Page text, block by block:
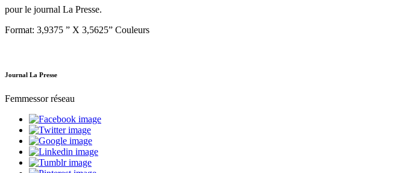
pour le journal La Presse.
Format: 3,9375 ” X 3,5625” Couleurs
Journal La Presse
Femmessor réseau